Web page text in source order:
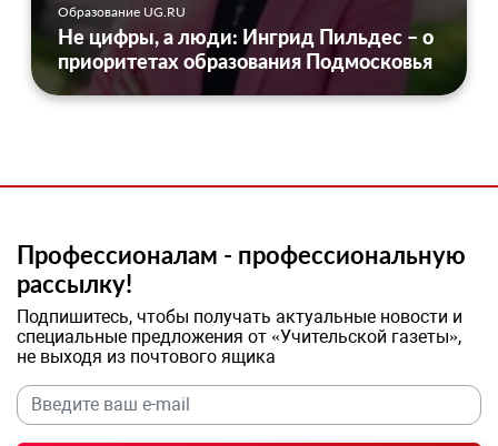
Образование UG.RU
Не цифры, а люди: Ингрид Пильдес – о
приоритетах образования Подмосковья
Профессионалам - профессиональную
рассылку!
Подпишитесь, чтобы получать актуальные новости и
специальные предложения от «Учительской газеты»,
не выходя из почтового ящика